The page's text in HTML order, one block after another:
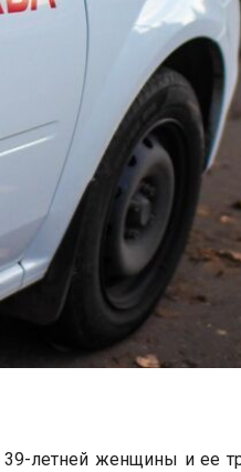
летней женщины и ее